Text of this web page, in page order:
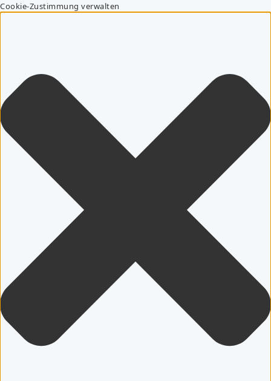
Cookie-Zustimmung verwalten